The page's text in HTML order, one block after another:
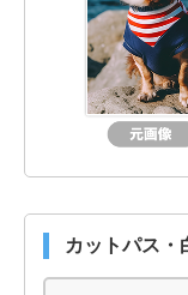
カットパス・